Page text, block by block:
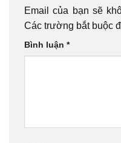
Email của bạn sẽ
Các trường bắt buộc
Bình luận *